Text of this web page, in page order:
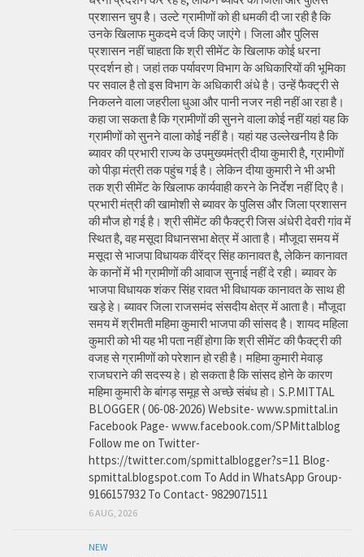
प्रशासन चुप है। उल्टे ग्रामीणों को ही धमकी दी जा रही है कि
उनके खिलाफ मुकदमे दर्ज किए जाएंगे। जिला और पुलिस
प्रशासन नहीं चाहता कि श्री सीमेंट के खिलाफ कोई धरना
प्रदर्शन हो। जहां तक पर्यावरण विभाग के अधिकारियों की भूमिका
पर सवाल है तो इस विभाग के अधिकारी अंधे है। उन्हें फैक्ट्री से
निकलने वाला जहरीला धुआ और पानी नजर नही नहीं आ रहा है।
कहा जा सकता है कि ग्रामीणों की सुनने वाला कोई नहीं यहां यह कि
ग्रामीणों को सुनने वाला कोई नहीं है। यहां यह उल्लेखनीय है कि
ब्यावर की प्रभारी राज्य के उपमुख्यमंत्री दीया कुमारी है, ग्रामीणों
को पीड़ा मंत्री तक पहुंच गई है। लेकिन दीया कुमारी ने भी अभी
तक श्री सीमेंट के खिलाफ कार्यवाही करने के निर्देश नहीं दिए है।
प्रभारी मंत्री की खामोशी से ब्यावर के पुलिस और जिला प्रशासन
की मौज हो गई है। श्री सीमेंट की फैक्ट्री जिस अंधेरी देवरी गांव में
स्थित है, वह मसूदा विधानसभा क्षेत्र में आता है। मौजूदा समय में
मसूदा से भाजपा विधायक वीरेंद्र सिंह कानावत है, लेकिन कानावत
के कानों में भी ग्रामीणों की आवाज सुनाई नहीं दे रही। ब्यावर के
भाजपा विधायक शंकर सिंह रावत भी विधायक कानावत के साथ ही
खड़े हे। ब्यावर जिला राजसमंद संसदीय क्षेत्र में आता है। मौजूदा
समय में श्रीमती महिमा कुमारी भाजपा की सांसद है। शायद महिला
कुमारी को भी यह भी पता नहीं होगा कि श्री सीमेंट की फैक्ट्री की
वजह से ग्रामीणों को परेशान हो रही है। महिमा कुमारी मेवाड़
राजघराने की सदस्य हे। हो सकता है कि सांसद होने के कारण
महिमा कुमारी के बांगड़ समूह से अच्छे संबंध हो। S.P.MITTAL
BLOGGER ( 06-08-2026) Website- www.spmittal.in
Facebook Page- www.facebook.com/SPMittalblog
Follow me on Twitter-
https://twitter.com/spmittalblogger?s=11 Blog-
spmittal.blogspot.com To Add in WhatsApp Group-
9166157932 To Contact- 9829071511
6 AUG, 2026
NEW